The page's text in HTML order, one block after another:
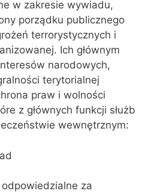
w zakresie wywiadu,
porządku publicznego
terrorystycznych i
Ich głównym
narodowych,
terytorialnej
praw i wolności
z głównych funkcji służb
wewnętrznym:
odpowiedzialne za